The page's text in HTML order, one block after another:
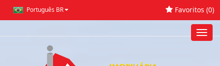
Português BR Favoritos (0)